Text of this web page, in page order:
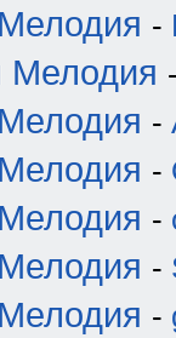
-
Мелодия
-
-
-
-
-